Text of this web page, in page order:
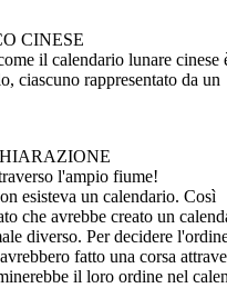
CINESE
il calendario lunare cinese
ciascuno rappresentato da un
l'ampio fiume!
esisteva un calendario. Così
che avrebbe creato un
diverso. Per decidere
fatto una corsa
il loro ordine nel